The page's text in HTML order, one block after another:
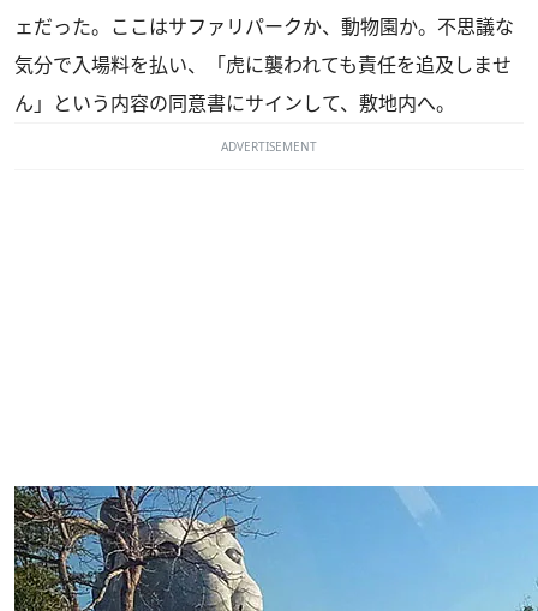
ェだった。ここはサファリパークか、動物園か。不思議な
気分で入場料を払い、「虎に襲われても責任を追及しませ
ん」という内容の同意書にサインして、敷地内へ。
ADVERTISEMENT